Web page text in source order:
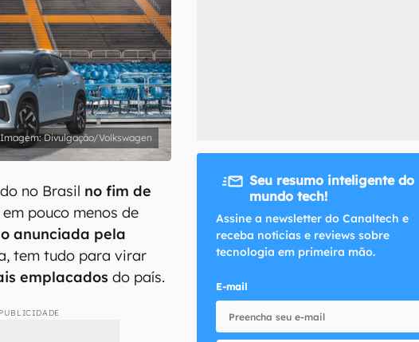
com os Termos de Uso e Política de Privacidade do Canaltech.
Divulgação/Volkswagen
no Brasil no fim de
pouco menos de
anunciada pela
tem tudo para virar
emplacados do país.
Seu resumo inteligente do
mundo tech!
Assine a newsletter do Canaltech e
receba notícias e reviews sobre
tecnologia em primeira mão.
E-mail